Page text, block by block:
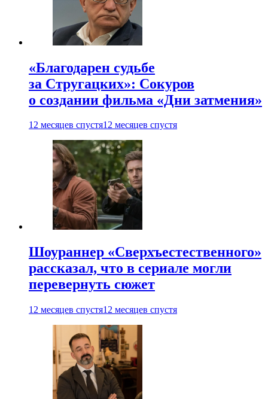
«Благодарен судьбе
за Стругацких»: Сокуров
о создании фильма «Дни затмения»
12 месяцев спустя12 месяцев спустя
Шоураннер «Сверхъестественного»
рассказал, что в сериале могли
перевернуть сюжет
12 месяцев спустя12 месяцев спустя